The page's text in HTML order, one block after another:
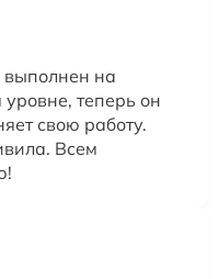
выполнен на
теперь он
свою работу.
Всем